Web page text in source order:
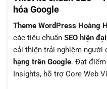
hóa Google
Theme WordPress Hoàng
các tiêu chuẩn SEO hiện đại
cải thiện trải nghiệm người
hạng trên Google. Đạt điểm
Insights, hỗ trợ Core Web